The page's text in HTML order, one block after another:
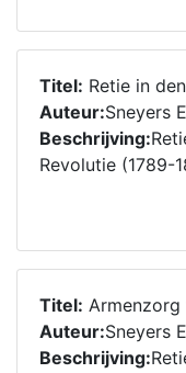
Titel: Retie in
Auteur:Sneyers
Beschrijving:
Revolutie (1789-
Titel: Armenzorg
Auteur:Sneyers
Beschrijving: